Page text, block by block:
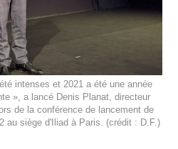
intenses et 2021 a été une année
», a lancé Denis Planat, directeur
de la conférence de lancement de
au siège d'Iliad à Paris. (crédit : D.F.)